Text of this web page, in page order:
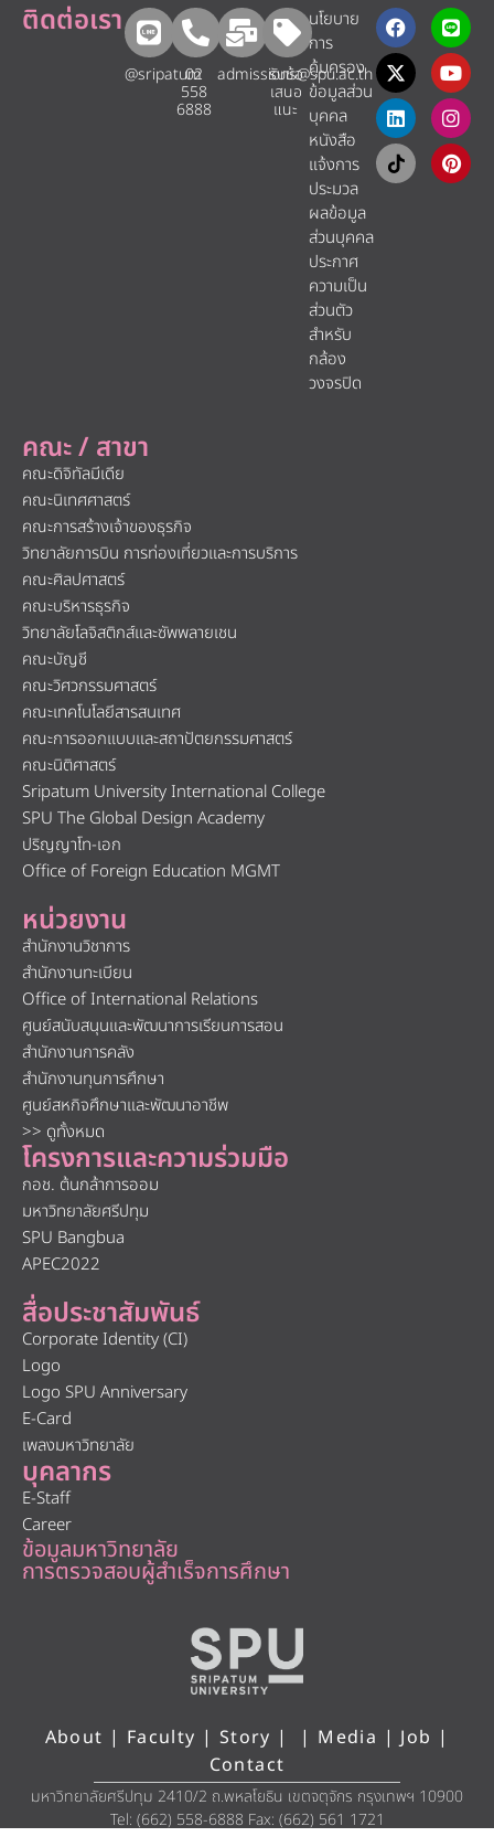
คณะ / สาขา
คณะดิจิทัลมีเดีย
คณะนิเทศศาสตร์
คณะการสร้างเจ้าของธุรกิจ
วิทยาลัยการบิน การท่องเที่ยวและการบริการ
คณะศิลปศาสตร์
คณะบริหารธุรกิจ
วิทยาลัยโลจิสติกส์และซัพพลายเชน
คณะบัญชี
คณะวิศวกรรมศาสตร์
คณะเทคโนโลยีสารสนเทศ
คณะการออกแบบและสถาปัตยกรรมศาสตร์
คณะนิติศาสตร์
Sripatum University International College
SPU The Global Design Academy
ปริญญาโท-เอก
Office of Foreign Education MGMT
หน่วยงาน
สำนักงานวิชาการ
สำนักงานทะเบียน
Office of International Relations
ศูนย์สนับสนุนและพัฒนาการเรียนการสอน
สำนักงานการคลัง
สำนักงานทุนการศึกษา
ศูนย์สหกิจศึกษาและพัฒนาอาชีพ
>> ดูทั้งหมด
โครงการและความร่วมมือ
กอช. ต้นกล้าการออม
มหาวิทยาลัยศรีปทุม
SPU Bangbua
APEC2022
สื่อประชาสัมพันธ์
Corporate Identity (CI)
Logo
Logo SPU Anniversary
E-Card
เพลงมหาวิทยาลัย
บุคลากร
E-Staff
Career
ข้อมูลมหาวิทยาลัย
การตรวจสอบผู้สำเร็จการศึกษา
ติดต่อเรา
@sripatum
02
558
6888
admissions@spu.ac.th
รับข้อ
เสนอ
แนะ​
นโยบาย
การ
คุ้มครอง
ข้อมูลส่วน
บุคคล
หนังสือ
แจ้งการ
ประมวล
ผลข้อมูล
ส่วนบุคคล
ประกาศ
ความเป็น
ส่วนตัว
สำหรับ
กล้อง
วงจรปิด
About | Faculty | Story | | Media |Job |
Contact
มหาวิทยาลัยศรีปทุม 2410/2 ถ.พหลโยธิน เขตจตุจักร กรุงเทพฯ 10900
Tel: (662) 558-6888 Fax: (662) 561 1721